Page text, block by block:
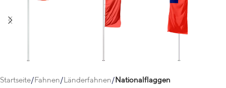
Startseite Fahnen Länderfahnen Nationalflaggen